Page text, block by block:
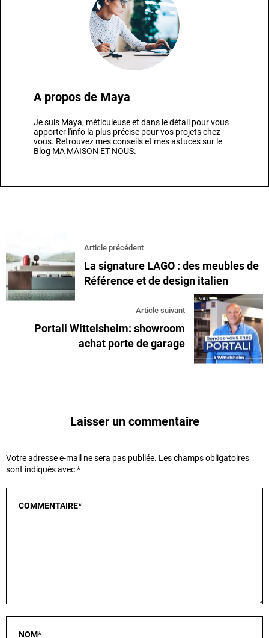
A propos de Maya
Je suis Maya, méticuleuse et dans le détail pour vous
apporter l'info la plus précise pour vos projets chez
vous. Retrouvez mes conseils et mes astuces sur le
Blog MA MAISON ET NOUS.
Article précédent
La signature LAGO : des meubles de
Référence et de design italien
Article suivant
Portali Wittelsheim: showroom
achat porte de garage
Laisser un commentaire
Votre adresse e-mail ne sera pas publiée. Les champs obligatoires
sont indiqués avec*